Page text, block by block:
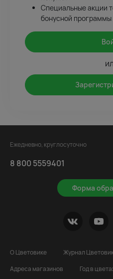
Специальные акции
бонусной программы
Ежедневно, круглосуточно
8 800 5559401
Форма
О Цветовике Журнал
Адреса магазинов
Год в